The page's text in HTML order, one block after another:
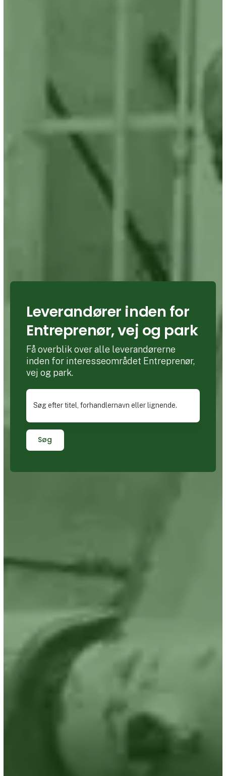
Leverandører inden for
Entreprenør, vej og park
Få overblik over alle leverandørerne
inden for interesseområdet Entreprenør,
vej og park.
Søg efter titel, forhandlernavn eller lignende.
Søg